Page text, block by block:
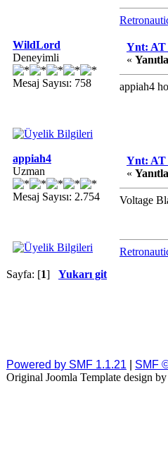
WildLord
Deneyimli
Mesaj Sayısı: 758
Ynt: AT
«
appiah4
appiah4
Uzman
Mesaj Sayısı: 2.754
Ynt: AT
«
Voltage
Sayfa: [1] Yukarı git
Powered by SMF 1.1.21
SMF
Original Joomla Template design by